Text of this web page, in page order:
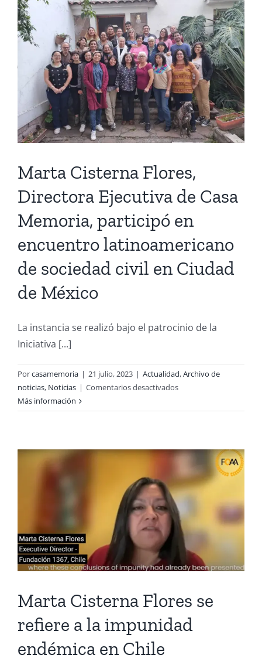
REPRESIÓN
LA
MARCHA
AL
CEMENTERIO
GENERAL
50
AÑOS
DEL
ESTADO
CIVIL
MILITAR
Marta Cisterna Flores,
Directora Ejecutiva de Casa
Memoria, participó en
encuentro latinoamericano
de sociedad civil en Ciudad
de México
La instancia se realizó bajo el patrocinio de la
Iniciativa [...]
Porcasamemoria | 21 julio, 2023 | Actualidad,Archivo de
noticias, Noticias | Comentarios desactivadosen
Cisterna
Ejecutiva
Casa
Memoria,
participó
en
encuentro
latinoamericano
en
Ciudad
de
Más información
Marta Cisterna Flores se
refiere a la impunidad
endémica en Chile